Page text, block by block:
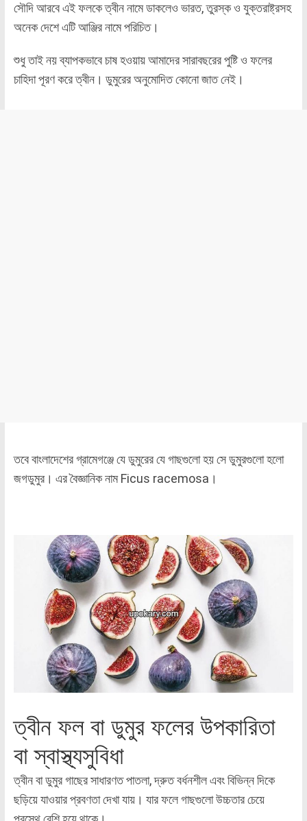
সৌদি আরবে এই ফলকে ত্বীন নামে ডাকলেও ভারত, তুরস্ক ও যুক্তরাষ্ট্রসহ
অনেক দেশে এটি আঞ্জির নামে পরিচিত।
শুধু তাই নয় ব্যাপকভাবে চাষ হওয়ায় আমাদের সারাবছরের পুষ্টি ও ফলের
চাহিদা পূরণ করে ত্বীন। ডুমুরের অনুমোদিত কোনো জাত নেই।
তবে বাংলাদেশের গ্রামেগঞ্জে যে ডুমুরের যে গাছগুলো হয় সে ডুমুরগুলো হলো
জগডুমুর। এর বৈজ্ঞানিক নাম Ficus racemosa।
ত্বীন ফল বা ডুমুর ফলের উপকারিতা
বা স্বাস্থ্যসুবিধা
ত্বীন বা ডুমুর গাছের সাধারণত পাতলা, দ্রুত বর্ধনশীল এবং বিভিন্ন দিকে
ছড়িয়ে যাওয়ার প্রবণতা দেখা যায়। যার ফলে গাছগুলো উচ্চতার চেয়ে